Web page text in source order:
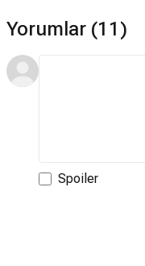
Yorumlar (11)
Spoiler